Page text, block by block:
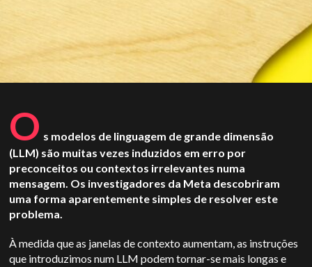
O s modelos de linguagem de grande dimensão
(LLM) são muitas vezes induzidos em erro por
preconceitos ou contextos irrelevantes numa
mensagem. Os investigadores da Meta descobriram
uma forma aparentemente simples de resolver este
problema.
À medida que as janelas de contexto aumentam, as instruções
que introduzimos num LLM podem tornar-se mais longas e